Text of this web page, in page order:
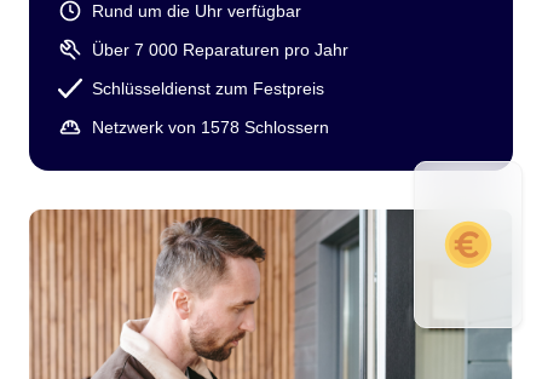
Rund um die Uhr verfügbar
Über 7 000 Reparaturen pro Jahr
Schlüsseldienst zum Festpreis
Netzwerk von 1578 Schlossern